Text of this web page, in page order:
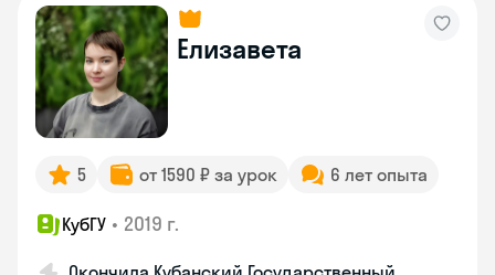
Елизавета
5 от 1590 ₽ за урок 6 лет опыта
КубГУ • 2019 г.